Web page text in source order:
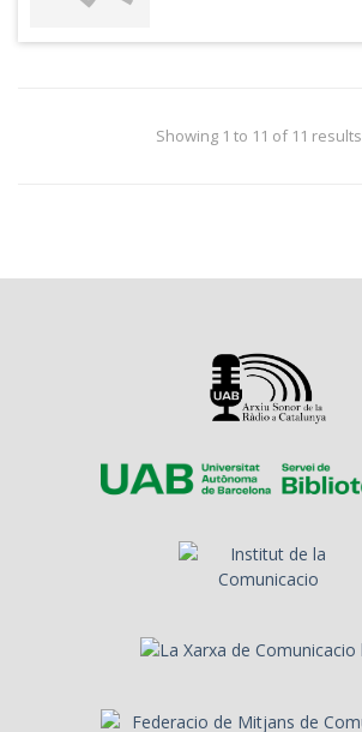
Showing 1 to 11 of 11 results